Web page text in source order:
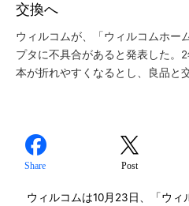
交換へ
ウィルコムが、「ウィルコムホー
プタに不具合があると発表した。
本が折れやすくなるとし、良品と
Share Post
ウィルコムは10月23日、「ウィ